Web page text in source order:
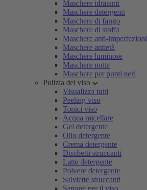
Maschere idratanti
Maschere detergenti
Maschere di fango
Maschere di stoffa
Maschere anti-imperfezioni
Maschere antietà
Maschere luminose
Maschere notte
Maschere per punti neri
Pulizia del viso
Visualizza tutti
Peeling viso
Tonici viso
Acqua micellare
Gel detergente
Olio detergente
Crema detergente
Dischetti struccanti
Latte detergente
Polvere detergente
Salviette struccanti
Sapone per il viso